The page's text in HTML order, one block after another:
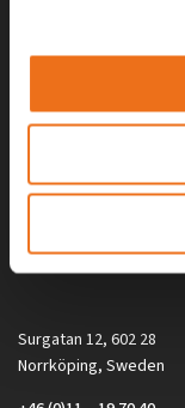
Alla priser på tillbehör
gäller inte vid köp av
Surgatan 12, 602 28
Norrköping, Sweden